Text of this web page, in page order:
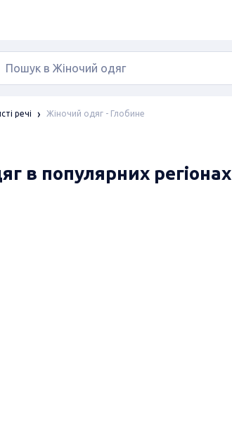
речі Жіночий одяг - Глобине
в популярних регіонах